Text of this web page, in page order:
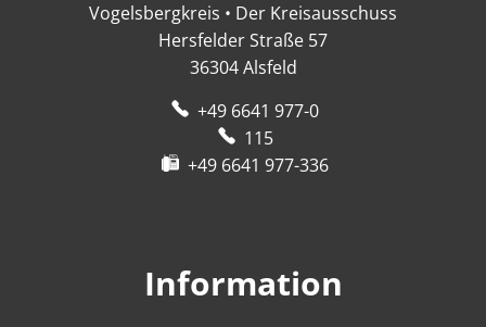
Vogelsbergkreis • Der Kreisausschuss
Hersfelder Straße 57
36304 Alsfeld
+49 6641 977-0
115
+49 6641 977-336
Information